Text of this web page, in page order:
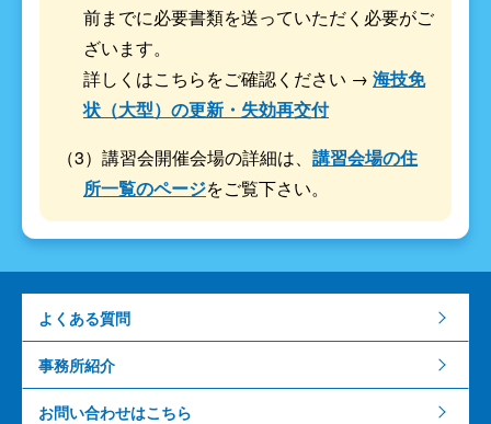
前までに必要書類を送っていただく必要がご
ざいます。
詳しくはこちらをご確認ください → 海技免
状（大型）の更新・失効再交付
（3）講習会開催会場の詳細は、 講習会場の住
所一覧のページをご覧下さい。
よくある質問
事務所紹介
お問い合わせはこちら